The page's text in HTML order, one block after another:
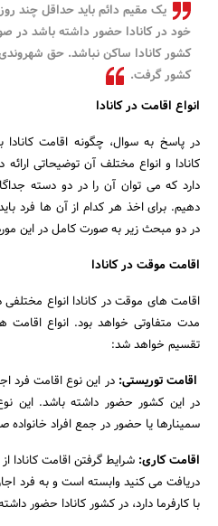
جستجو
یک مقیم دائم باید حداقل چند
خود در کانادا حضور داشته باشد در
کشور کانادا ساکن نباشد. حق
کشور گرفت.
انواع اقامت در کانادا
در پاسخ به سوال، چگونه اقامت کانادا
کانادا و انواع مختلف آن توضیحاتی
دارد که می توان آن را در دو دسته
دهیم. برای اخذ هر کدام از آن ها فرد
در دو مبحث زیر به صورت کامل در این
اقامت موقت در کانادا
اقامت های موقت در کانادا انواع مختلفی
مدت متفاوتی خواهد بود. انواع
تقسیم خواهد شد:
اقامت توریستی:
در این کشور حضور داشته باشد. این
سمینارها یا حضور در جمع افراد خانواده
اقامت کاری: شرایط گرفتن اقامت کانادا
دریافت می کنید وابسته است و به فرد
با کارفرما دارد، در کشور کانادا حضور